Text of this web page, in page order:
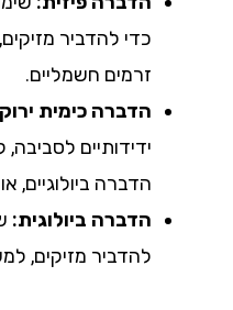
כדי להדביר
זרמים חשמליים.
הדברה כימית
ידידותיים
הדברה ביולוגיים,
הדברה ביולוגית:
להדביר מזיקים,